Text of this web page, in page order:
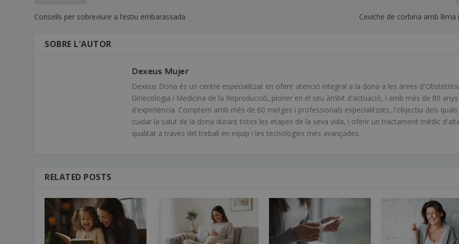
Consells per sobreviure a l’estiu embarassada Ceviche de corbina amb llima
SOBRE L'AUTOR
Dexeus Mujer
Dexeus Dona és un centre especialitzat en oferir atenció integral a la dona a les àrees
Ginecologia i Medicina de la Reproducció, pioner en el seu àmbit d'actuació, i amb més de 80 anys
d'experiència. Comptem amb més de 60 metges i professionals especialitzats, l'objectiu dels
cuidar la salut de la dona durant totes les etapes de la seva vida, i oferir un tractament mèdic
qualitat a través del treball en equip i les tecnologies més avançades.
RELATED POSTS